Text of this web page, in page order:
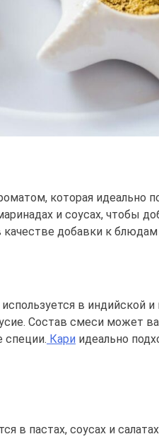
которая идеально
и соусах, чтобы
добавки к
в индийской
Состав смеси может
специи. Кари идеально
в пастах, соусах и